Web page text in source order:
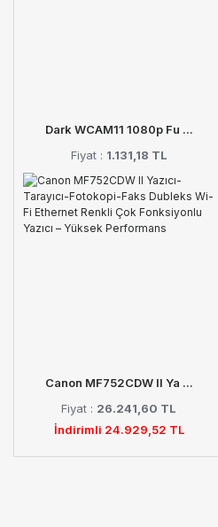
Dark WCAM11 1080p Fu ...
Fiyat : 1.131,18 TL
Canon MF752CDW II Ya ...
Fiyat : 26.241,60 TL
İndirimli 24.929,52 TL